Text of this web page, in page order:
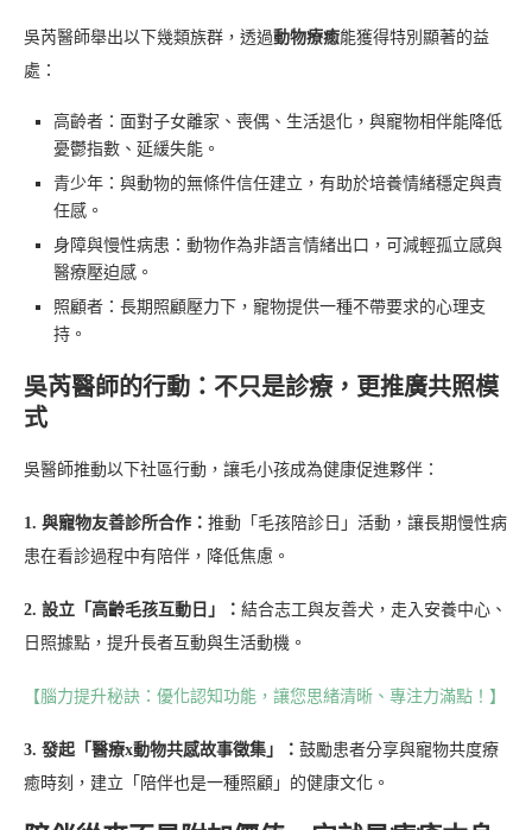
吳芮醫師舉出以下幾類族群，透過動物療癒能獲得特別顯著的益
處：
高齡者：面對子女離家、喪偶、生活退化，與寵物相伴能降低
憂鬱指數、延緩失能。
青少年：與動物的無條件信任建立，有助於培養情緒穩定與責
任感。
身障與慢性病患：動物作為非語言情緒出口，可減輕孤立感與
醫療壓迫感。
照顧者：長期照顧壓力下，寵物提供一種不帶要求的心理支
持。
吳芮醫師的行動：不只是診療，更推廣共照模
式
吳醫師推動以下社區行動，讓毛小孩成為健康促進夥伴：
1. 與寵物友善診所合作： 推動「毛孩陪診日」活動，讓長期慢性病
患在看診過程中有陪伴，降低焦慮。
2. 設立「高齡毛孩互動日」： 結合志工與友善犬，走入安養中心、
日照據點，提升長者互動與生活動機。
【腦力提升秘訣：優化認知功能，讓您思緒清晰、專注力滿點！】
3. 發起「醫療x動物共感故事徵集」： 鼓勵患者分享與寵物共度療
癒時刻，建立「陪伴也是一種照顧」的健康文化。